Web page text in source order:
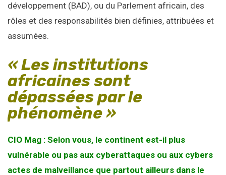
développement (BAD), ou du Parlement africain, des
rôles et des responsabilités bien définies, attribuées et
assumées.
« Les institutions
africaines sont
dépassées par le
phénomène »
CIO Mag : Selon vous, le continent est-il plus
vulnérable ou pas aux cyberattaques ou aux cybers
actes de malveillance que partout ailleurs dans le